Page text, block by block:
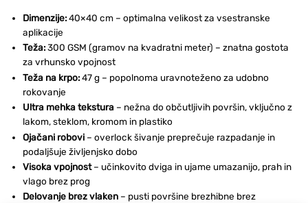
Dimenzije:40×40 cm – optimalna velikost za vsestranske
aplikacije
Teža:300 GSM (gramov na kvadratni meter) – znatna gostota
za vrhunsko vpojnost
Teža na krpo:47 g – popolnoma uravnoteženo za udobno
rokovanje
Ultra mehka tekstura– nežna do občutljivih površin, vključno z
lakom, steklom, kromom in plastiko
Ojačani robovi– overlock šivanje preprečuje razpadanje in
podaljšuje življenjsko dobo
Visoka vpojnost– učinkovito dviga in ujame umazanijo, prah in
vlago brez prog
Delovanje brez vlaken– pusti površine brezhibne brez